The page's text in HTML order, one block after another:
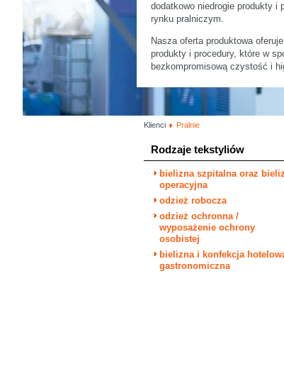
dodatkowo niedrogie produkty i
rynku pralniczym.
Nasza oferta produktowa
produkty i procedury, które w
bezkompromisową czystość i
Klienci Pralnie
Rodzaje tekstyliów
bielizna szpitalna oraz
operacyjna
odzież robocza
odzież ochronna /
wyposażenie ochrony
osobistej
bielizna i konfekcja
gastronomiczna